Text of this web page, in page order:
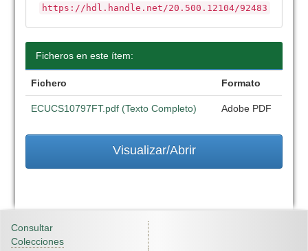
https://hdl.handle.net/20.500.12104/92483
Ficheros en este ítem:
Fichero Formato
ECUCS10797FT.pdf (Texto Completo) Adobe PDF
Visualizar/Abrir
Consultar
Colecciones